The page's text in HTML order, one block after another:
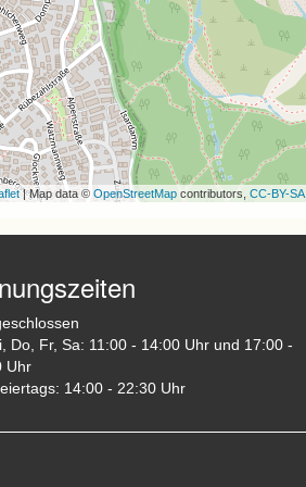
| Map data © OpenStreetMap contributors, CC-BY-SA
Do, Fr, Sa: 11:00 - 14:00 Uhr und 17:00 -
Uhr
14:00 - 22:30 Uhr